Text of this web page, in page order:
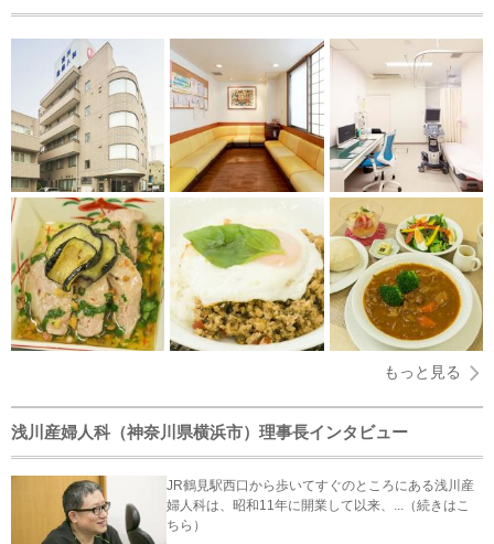
もっと見る
浅川産婦人科（神奈川県横浜市）理事長インタビュー
JR鶴見駅西口から歩いてすぐのところにある浅川産
婦人科は、昭和11年に開業して以来、...（続きはこ
ちら）